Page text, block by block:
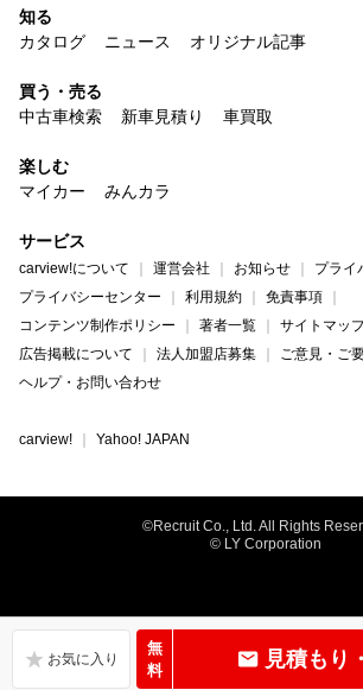
無
料
見積もり
知る
カタログ
ニュース オリジナル記事
買う・売る
中古車検索
新車見積り 車買取
楽しむ
マイカー
みんカラ
サービス
carview!について 運営会社 お知らせ
プライ
プライバシーセンター
利用規約
免責事項
コンテンツ制作ポリシー
著者一覧
サイトマッ
広告掲載について
法人加盟店募集
ご意見・ご
ヘルプ・お問い合わせ
carview! Yahoo! JAPAN
©Recruit Co., Ltd. All Rights
© LY Corporation